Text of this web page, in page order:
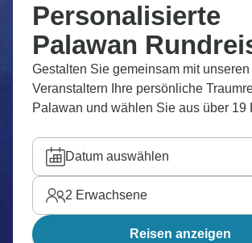
Personalisierte
Palawan
Gestalten Sie gemeinsam mit
Veranstaltern Ihre persönliche
Palawan und wählen Sie aus über 19
Datum auswählen
2 Erwachsene
Reisen anzeigen